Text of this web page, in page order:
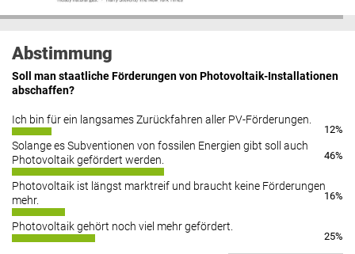
Abstimmung
Soll man staatliche Förderungen von Photovoltaik-Installationen
abschaffen?
Ich bin für ein langsames Zurückfahren aller PV-Förderungen.
12%
Solange es Subventionen von fossilen Energien gibt soll auch
Photovoltaik gefördert werden.
46%
Photovoltaik ist längst marktreif und braucht keine Förderungen
mehr.
16%
Photovoltaik gehört noch viel mehr gefördert.
25%